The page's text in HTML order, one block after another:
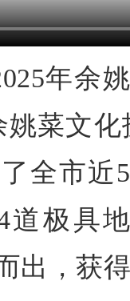
年余
菜文化
全市近
道极具
出，获